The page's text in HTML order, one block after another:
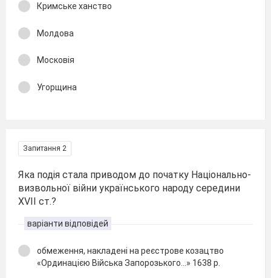
Кримське ханство
Молдова
Московія
Угорщина
Запитання 2
Яка подія стала приводом до початку Національно-
визвольної війни українського народу середини
XVII ст.?
варіанти відповідей
обмеження, накладені на реєстрове козацтво
«Ординацією Війська Запорозького...» 1638 р.